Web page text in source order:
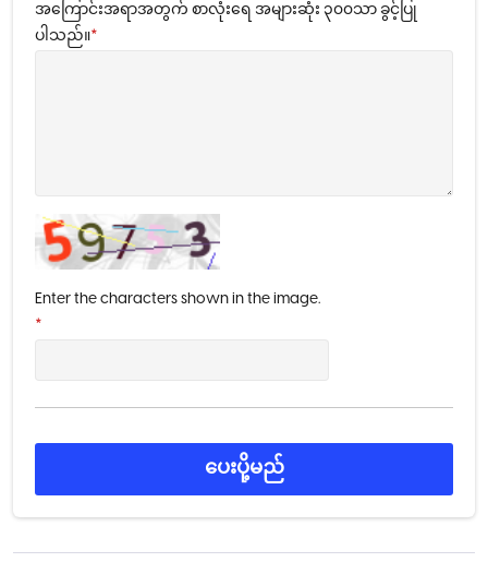
အကြောင်းအရာအတွက် စာလုံးရေ အများဆုံး ၃၀၀သာ ခွင့်ပြု
ပါသည်။*
Enter the characters shown in the image.
*
ပေးပို့မည်